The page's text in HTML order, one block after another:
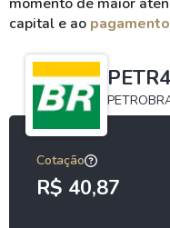
capital e ao
PETR4
Cotação
R$ 40,87